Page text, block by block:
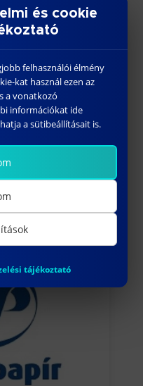
hanem
verseny,
alábbilinken.
és cookie
felhasználói élmény
kat használ ezen az
a vonatkozó
információkat ide
a sütibeállításait is.
tájékoztató